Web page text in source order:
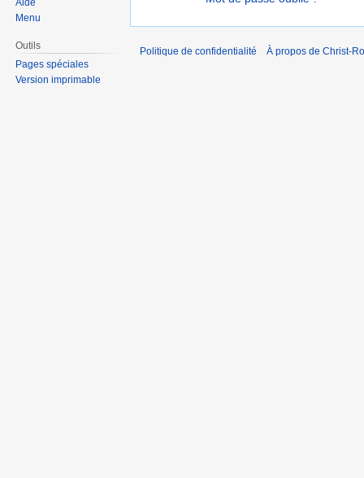
Menu
Outils
Pages spéciales
Version imprimable
Politique de confidentialité À propos de Christ-